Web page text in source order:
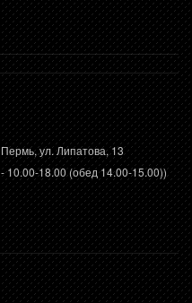
ул. Липатова, 13
18.00 (обед 14.00-15.00))